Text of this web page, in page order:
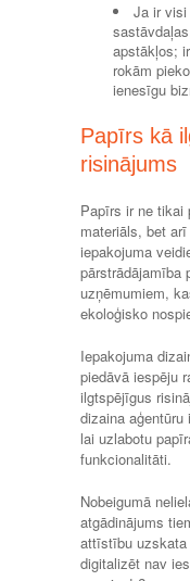
Ja ir visi
apstākļos;
rokām
ienesīgu
Papīrs kā
risinājums
Papīrs ir ne tikai
materiāls, bet
iepakojuma
pārstrādājamība
uzņēmumiem,
ekoloģisko
Iepakojuma
piedāvā iespēju
ilgtspējīgus
dizaina
lai uzlabotu
funkcionalitāti.
Nobeigumā
atgādinājums
attīstību
digitalizēt nav